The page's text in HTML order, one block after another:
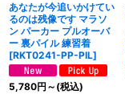
あなたが今追いかけてい
るのは残像です マラソ
ン パーカー プルオーバ
ー 裏パイル 練習着
[RKT0241-PP-PIL]
5,780円 ～ (税込)